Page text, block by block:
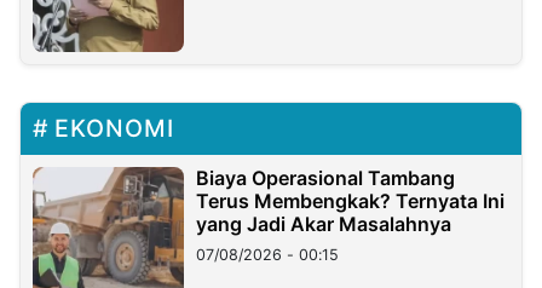
EKONOMI
Biaya Operasional Tambang
Terus Membengkak? Ternyata Ini
yang Jadi Akar Masalahnya
07/08/2026 - 00:15